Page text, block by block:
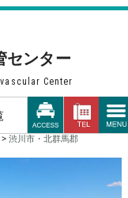
センター
Center
> 渋川市・北群馬郡